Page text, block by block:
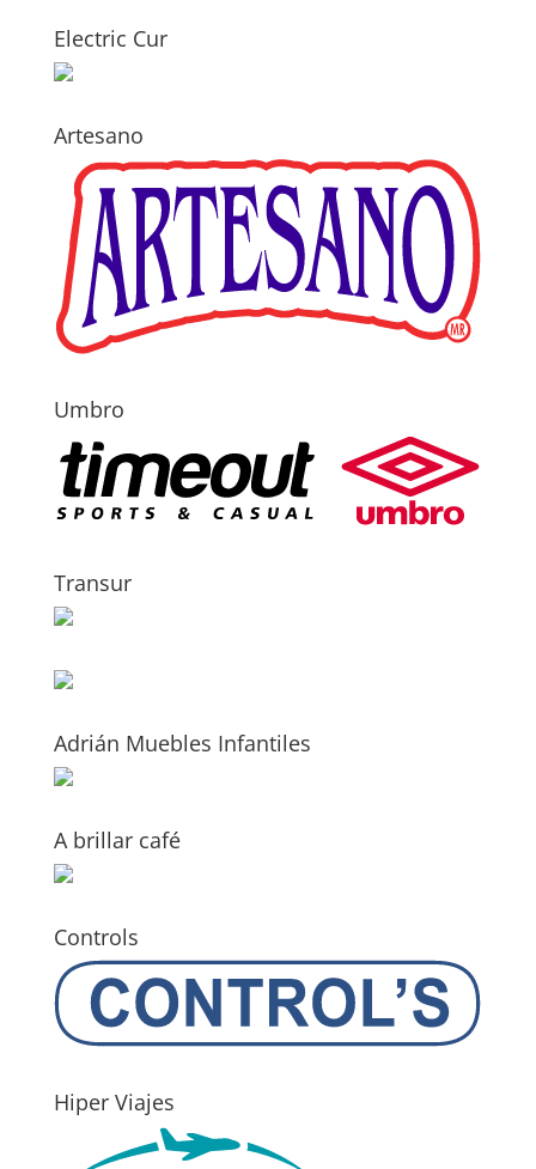
Electric Cur
Artesano
Umbro
Transur
Adrián Muebles Infantiles
A brillar café
Controls
Hiper Viajes